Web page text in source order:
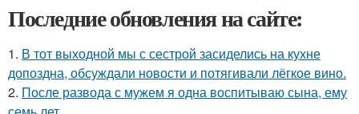
Последние обновления на сайте:
1. В тот выходной мы с сестрой засиделись на кухне
допоздна, обсуждали новости и потягивали лёгкое вино.
2. После развода с мужем я одна воспитываю сына, ему